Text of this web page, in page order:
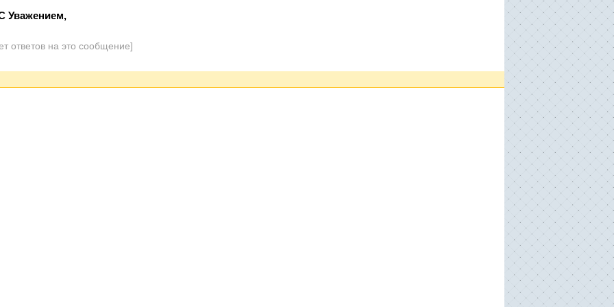
Уважением,
ответов на это сообщение]